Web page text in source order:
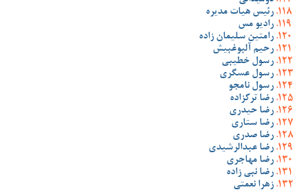
رئیس هیات مدیره
رادیو مس
رامتین سلیمان زاده
رحیم آلبوغبیش
رسول خطیبی
رسول عسگری
رسول نامجو
رضا ترکزاده
رضا حیدری
رضا ستاری
رضا صدری
رضا عبدالرشیدی
رضا مهاجری
رضا نبی زاده
زهرا نعمتی